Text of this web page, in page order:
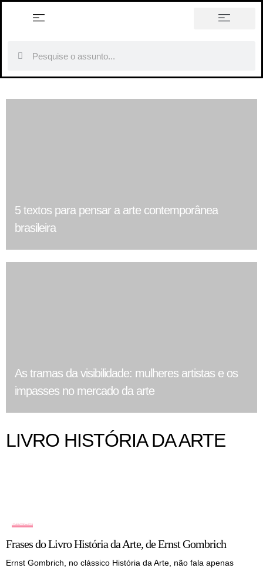
5 textos para pensar a arte contemporânea
brasileira
As tramas da visibilidade: mulheres artistas e os
impasses no mercado da arte
LIVRO HISTÓRIA DA ARTE
DICAS
Frases do Livro História da Arte, de Ernst Gombrich
Ernst Gombrich, no clássico História da Arte, não fala apenas